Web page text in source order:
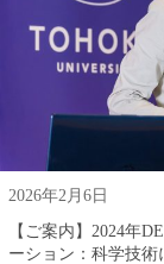
2026年2月6日
【ご案内】2024年
ーション：科学技術